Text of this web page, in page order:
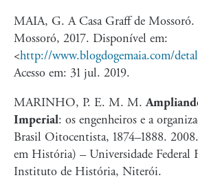
MAIA, G. A Casa Graff de Mossoró.
Mossoró, 2017. Disponível em:
<http://www.blogdogemaia.com/
Acesso em: 31 jul. 2019.
MARINHO, P. E. M. M.
Imperial: os engenheiros e a
Brasil Oitocentista, 1874–1888.
em História) – Universidade Federal
Instituto de História, Niterói.